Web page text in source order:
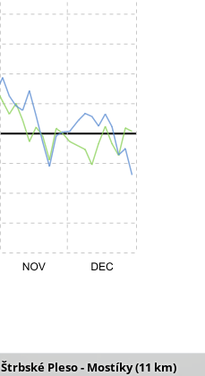
Štrbské Pleso - Mostíky (11 km)